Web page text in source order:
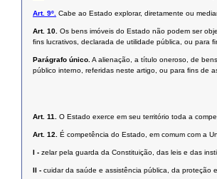
Art. 9º. Cabe ao Estado explorar, diretamente ou
Art. 10. Os bens imóveis do Estado não podem ser
ﬁns lucrativos, declarada de utilidade pública, ou para
Parágrafo único. A alienação, a título oneroso, de
público interno, referidas neste artigo, ou para ﬁns de
Art. 11. O Estado exerce em seu território toda a
Art. 12. É competência do Estado, em comum com a
I - zelar pela guarda da Constituição, das leis e das
II - cuidar da saúde e assistência pública, da proteção